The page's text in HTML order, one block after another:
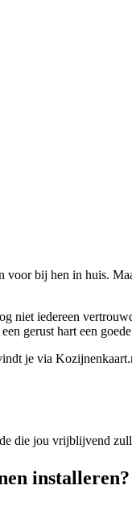
bij hen in huis.
iedereen
gerust hart een
je via
die jou vrijblijvend
installeren?